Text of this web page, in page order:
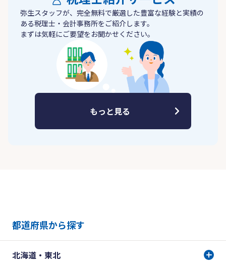
弥生スタッフが、完全無料で厳選した豊富な経験と実績の
ある税理士・会計事務所をご紹介します。
まずは気軽にご要望をお聞かせください。
もっと見る
都道府県から探す
北海道・東北